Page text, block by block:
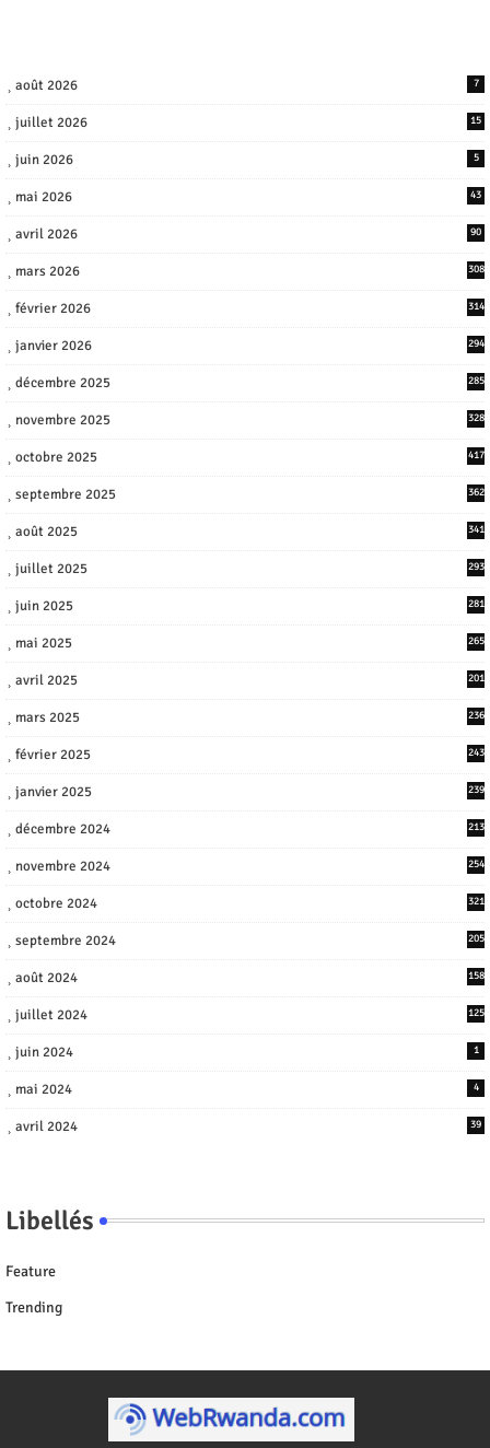
août 2026 7
juillet 2026 15
juin 2026 5
mai 2026 43
avril 2026 90
mars 2026 308
février 2026 314
janvier 2026 294
décembre 2025 285
novembre 2025 328
octobre 2025 417
septembre 2025 362
août 2025 341
juillet 2025 293
juin 2025 281
mai 2025 265
avril 2025 201
mars 2025 236
février 2025 243
janvier 2025 239
décembre 2024 213
novembre 2024 254
octobre 2024 321
septembre 2024 205
août 2024 158
juillet 2024 125
juin 2024 1
mai 2024 4
avril 2024 39
Libellés
Feature
Trending